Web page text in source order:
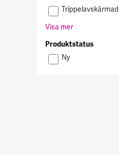
Visa mer
Produktstatus
Produktstatus
Ny